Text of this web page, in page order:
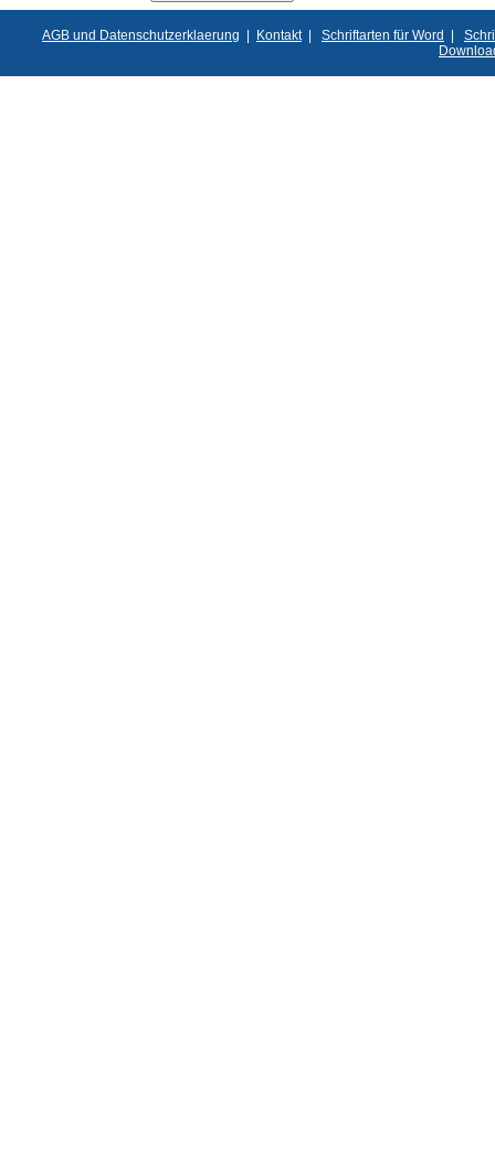
AGB und Datenschutzerklaerung | Kontakt| Schriftarten für Word |